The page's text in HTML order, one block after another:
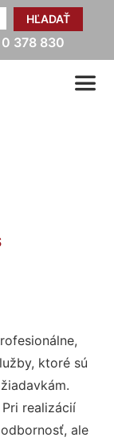
HĽADAŤ
378 830
ktoré sú
realizácií
ale